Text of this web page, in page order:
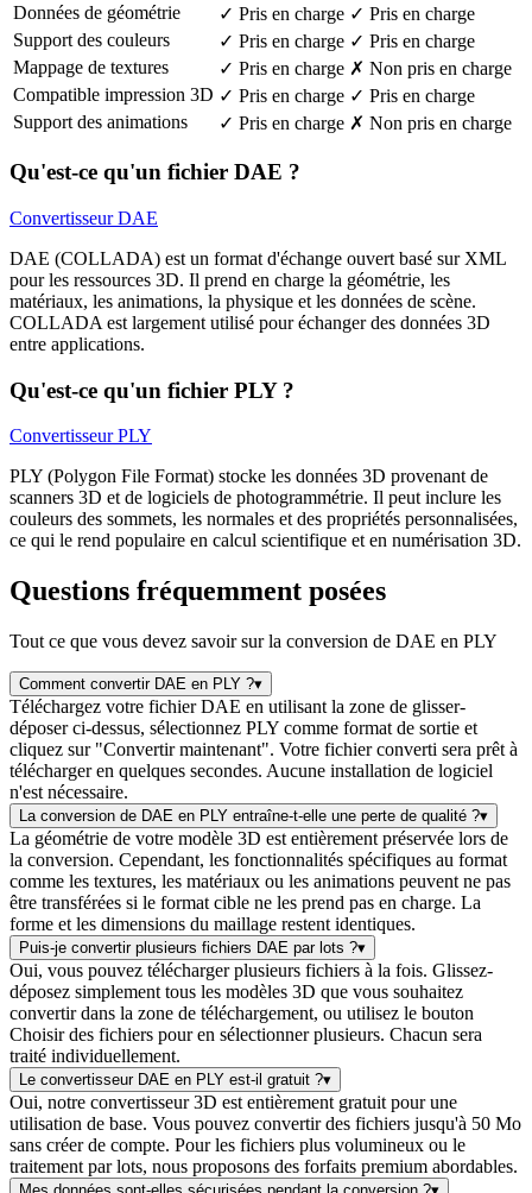
Données de géométrie
✓ Pris en charge ✓ Pris en charge
Support des couleurs
✓ Pris en charge ✓ Pris en charge
Mappage de textures
✓ Pris en charge ✗ Non pris en charge
Compatible impression 3D ✓ Pris en charge ✓ Pris en charge
Support des animations
✓ Pris en charge ✗ Non pris en charge
Qu'est-ce qu'un fichier DAE ?
Convertisseur DAE
DAE (COLLADA) est un format d'échange ouvert basé sur XML
pour les ressources 3D. Il prend en charge la géométrie, les
matériaux, les animations, la physique et les données de scène.
COLLADA est largement utilisé pour échanger des données 3D
entre applications.
Qu'est-ce qu'un fichier PLY ?
Convertisseur PLY
PLY (Polygon File Format) stocke les données 3D provenant de
scanners 3D et de logiciels de photogrammétrie. Il peut inclure les
couleurs des sommets, les normales et des propriétés personnalisées,
ce qui le rend populaire en calcul scientifique et en numérisation 3D.
Questions fréquemment posées
Tout ce que vous devez savoir sur la conversion de DAE en PLY
Comment convertir DAE en PLY ?▾
Téléchargez votre fichier DAE en utilisant la zone de glisser-
déposer ci-dessus, sélectionnez PLY comme format de sortie et
cliquez sur "Convertir maintenant". Votre fichier converti sera prêt à
télécharger en quelques secondes. Aucune installation de logiciel
n'est nécessaire.
La conversion de DAE en PLY entraîne-t-elle une perte de qualité ?▾
La géométrie de votre modèle 3D est entièrement préservée lors de
la conversion. Cependant, les fonctionnalités spécifiques au format
comme les textures, les matériaux ou les animations peuvent ne pas
être transférées si le format cible ne les prend pas en charge. La
forme et les dimensions du maillage restent identiques.
Puis-je convertir plusieurs fichiers DAE par lots ?▾
Oui, vous pouvez télécharger plusieurs fichiers à la fois. Glissez-
déposez simplement tous les modèles 3D que vous souhaitez
convertir dans la zone de téléchargement, ou utilisez le bouton
Choisir des fichiers pour en sélectionner plusieurs. Chacun sera
traité individuellement.
Le convertisseur DAE en PLY est-il gratuit ?▾
Oui, notre convertisseur 3D est entièrement gratuit pour une
utilisation de base. Vous pouvez convertir des fichiers jusqu'à 50 Mo
sans créer de compte. Pour les fichiers plus volumineux ou le
traitement par lots, nous proposons des forfaits premium abordables.